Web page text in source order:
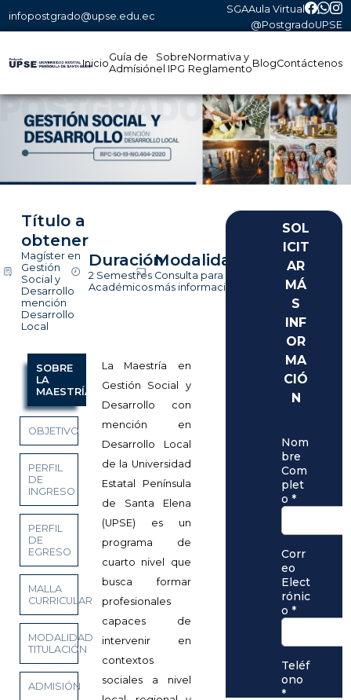
infopostgrado@upse.edu.ec
SGAAula Virtual
@PostgradoUPSE
InicioGuía de
Admísión
Sobre
el IPG
Normativa y
ReglamentoBlogContáctenos
Título a
obtener
Magíster en
Gestión
Social y
Desarrollo
mención
Desarrollo
Local
Duración
2 Semestres
Académicos
Modalidad
Consulta para
más información
SOBRE
LA
MAESTRÍA
OBJETIVO
PERFIL
DE
INGRESO
PERFIL
DE
EGRESO
MALLA
CURRICULAR
MODALIDAD
TITULACIÓN
ADMISIÓN
La Maestría en
Gestión Social y
Desarrollo con
mención en
Desarrollo Local
de la Universidad
Estatal Península
de Santa Elena
(UPSE) es un
programa de
cuarto nivel que
busca formar
profesionales
capaces de
intervenir en
contextos
sociales a nivel